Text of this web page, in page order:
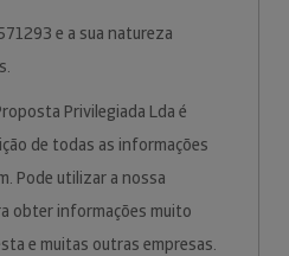
e a sua natureza
Privilegiada Lda é
de todas as informações
Pode utilizar a nossa
obter informações muito
e muitas outras empresas.